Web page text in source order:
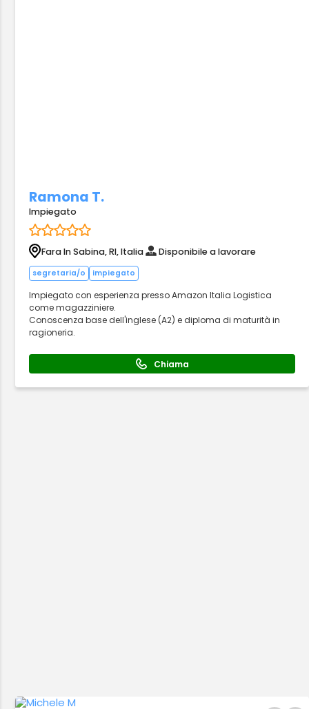
Ramona T.
Impiegato
Fara In Sabina, RI, Italia Disponibile a lavorare
segretaria/o impiegato
Impiegato con esperienza presso Amazon Italia Logistica
come magazziniere.
Conoscenza base dell'inglese (A2) e diploma di maturità in
ragioneria.
Chiama